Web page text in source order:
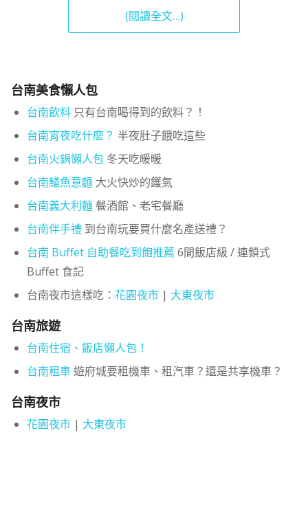
(閱讀全文…)
台南美食懶人包
台南飲料只有台南喝得到的飲料？！
台南宵夜吃什麼？ 半夜肚子餓吃這些
台南火鍋懶人包冬天吃暖暖
台南鱔魚意麵大火快炒的鑊氣
台南義大利麵餐酒館、老宅餐廳
台南伴手禮到台南玩要買什麼名產送禮？
台南 Buffet 自助餐吃到飽推薦 6間飯店級 / 連鎖式
Buffet 食記
台南夜市這樣吃： 花園夜市| 大東夜市
台南旅遊
台南住宿、飯店懶人包！
台南租車遊府城要租機車、租汽車？還是共享機車？
台南夜市
花園夜市| 大東夜市